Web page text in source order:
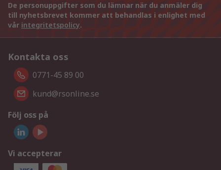
De personuppgifter som du lämnar när du anmäler dig
till nyhetsbrevet kommer att behandlas i enlighet med
vår integritetspolicy.
Kontakta oss
0771-45 89 00
kund@rsonline.se
Följ oss på
Vi accepterar